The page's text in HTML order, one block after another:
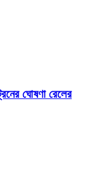
ঘোষণা রেলের